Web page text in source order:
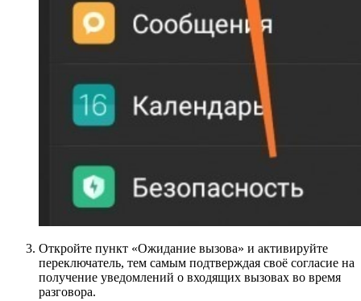
Откройте пункт «Ожидание вызова» и активируйте
переключатель, тем самым подтверждая своё согласие на
получение уведомлений о входящих вызовах во время
разговора.